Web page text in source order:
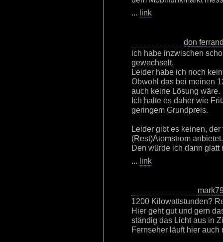
... link
don
ich habe inzwischen
gewechselt.
Leider habe ich noch
Obwohl das bei meinen
auch keine Lösung wäre.
Ich halte es daher wie
geringem Grundpreis.
Leider gibt es keinen,
(Rest)Atomstrom anbietet.
Den würde ich dann glatt
... link
1200 Kilowattstunden?
Hier geht gut und gern
ständig das Licht aus in
Fernseher läuft hier auch